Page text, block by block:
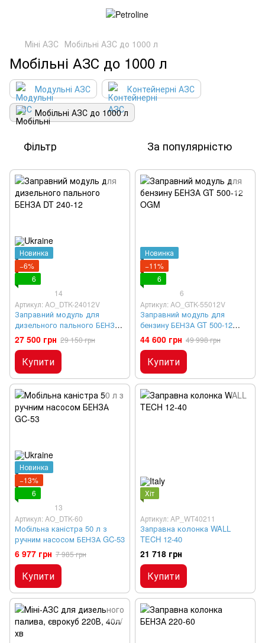
Міні АЗС Мобільні АЗС до 1000 л
Мобільні АЗС до 1000 л
Модульні АЗС
Контейнерні АЗС
Мобільні АЗС до 1000 л
Фільтр За популярністю
Новинка
−6%
6
14
Артикул: AO_DTK-24012V
Заправний модуль для
дизельного пального БЕНЗА
DT 240-12
27 500 грн 29 150 грн
Купити
Новинка
−11%
6
6
Артикул: AO_GTK-55012V
Заправний модуль для
бензину БЕНЗА GT 500-12
OGM
44 600 грн 49 998 грн
Купити
Новинка
−13%
6
13
Артикул: AO_DTK-60
Мобільна каністра 50 л з
ручним насосом БЕНЗА GC-53
6 977 грн 7 985 грн
Купити
Хіт
Артикул: AP_WT40211
Заправна колонка WALL
TECH 12-40
21 718 грн
Купити